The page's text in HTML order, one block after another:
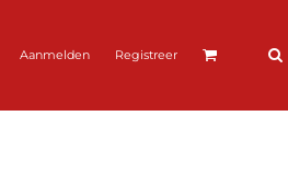
Aanmelden Registreer